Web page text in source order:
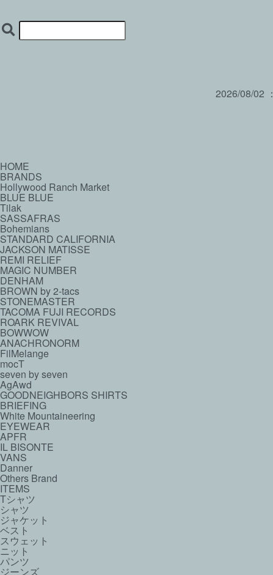
2026/08/02 ：
HOME
BRANDS
Hollywood Ranch Market
BLUE BLUE
Tilak
SASSAFRAS
Bohemians
STANDARD CALIFORNIA
JACKSON MATISSE
REMI RELIEF
MAGIC NUMBER
DENHAM
BROWN by 2-tacs
STONEMASTER
TACOMA FUJI RECORDS
ROARK REVIVAL
BOWWOW
ANACHRONORM
FilMelange
mocT
seven by seven
AgAwd
GOODNEIGHBORS SHIRTS
BRIEFING
White Mountaineering
EYEWEAR
APFR
IL BISONTE
VANS
Danner
Others Brand
ITEMS
Tシャツ
シャツ
ジャケット
ベスト
スウェット
ニット
パンツ
ジーンズ